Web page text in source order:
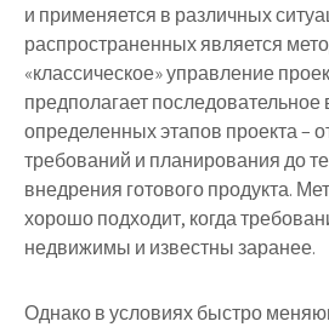
и применяется в различных
распространенных является
«классическое» управление
предполагает
определенных этапов проекта –
требований и планирования до
внедрения готового продукта.
хорошо подходит, когда
недвижимы и известны заранее.
Однако в условиях быстро